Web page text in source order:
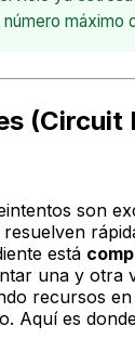
máximo
(Circuit
son
está
una y otra
recursos
Aquí es